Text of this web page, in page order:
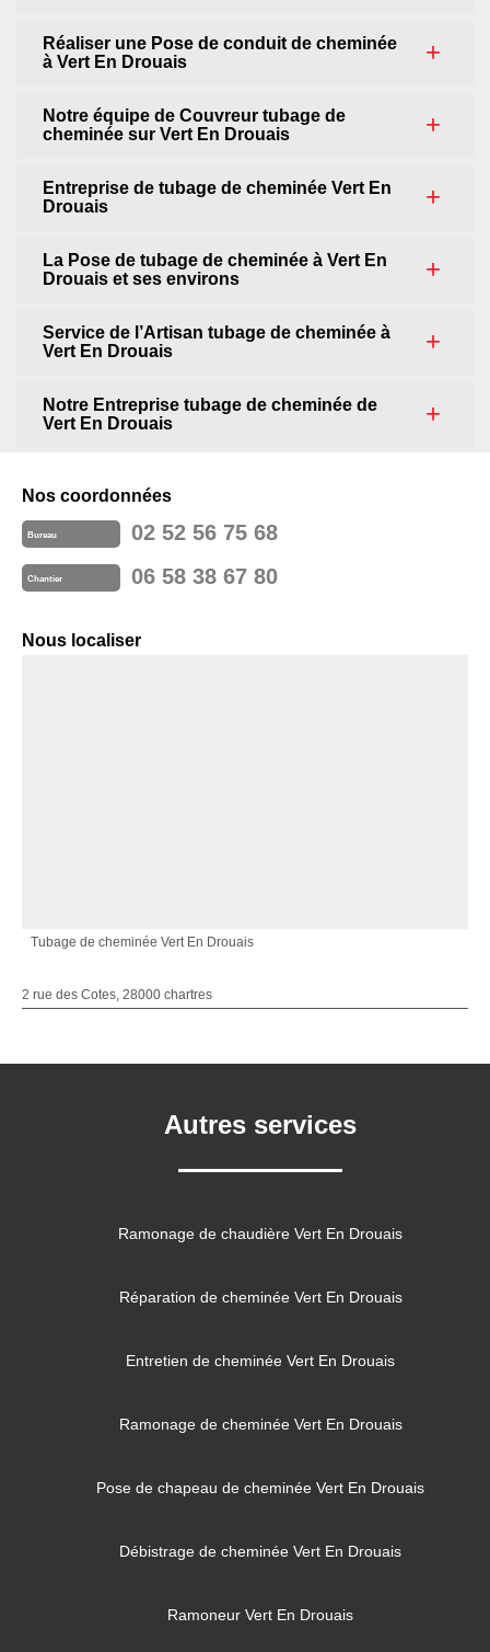
Réaliser une Pose de conduit de cheminée
à Vert En Drouais
Notre équipe de Couvreur tubage de
cheminée sur Vert En Drouais
Entreprise de tubage de cheminée Vert En
Drouais
La Pose de tubage de cheminée à Vert En
Drouais et ses environs
Service de l’Artisan tubage de cheminée à
Vert En Drouais
Notre Entreprise tubage de cheminée de
Vert En Drouais
Nos coordonnées
Bureau 02 52 56 75 68
Chantier 06 58 38 67 80
Nous localiser
Tubage de cheminée Vert En Drouais
2 rue des Cotes, 28000 chartres
Autres services
Ramonage de chaudière Vert En Drouais
Réparation de cheminée Vert En Drouais
Entretien de cheminée Vert En Drouais
Ramonage de cheminée Vert En Drouais
Pose de chapeau de cheminée Vert En Drouais
Débistrage de cheminée Vert En Drouais
Ramoneur Vert En Drouais